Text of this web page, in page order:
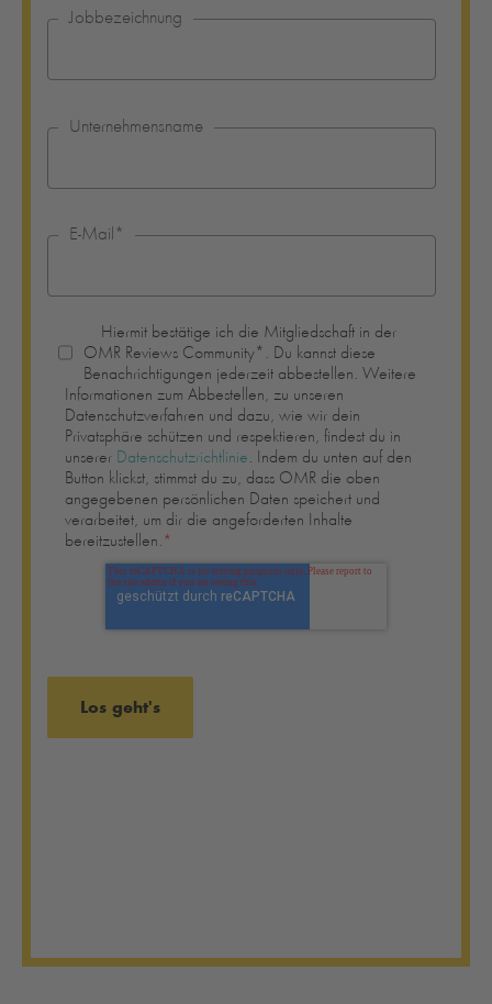
Jobbezeichnung
Unternehmensname
E-Mail *
Hiermit bestätige ich die Mitgliedschaft in der
OMR Reviews Community*. Du kannst diese
Benachrichtigungen jederzeit abbestellen. Weitere
Informationen zum Abbestellen, zu unseren
Datenschutzverfahren und dazu, wie wir dein
Privatsphäre schützen und respektieren, findest du in
unserer Datenschutzrichtlinie. Indem du unten auf den
Button klickst, stimmst du zu, dass OMR die oben
angegebenen persönlichen Daten speichert und
verarbeitet, um dir die angeforderten Inhalte
bereitzustellen.*